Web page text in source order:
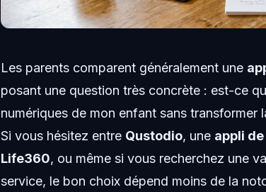
Les parents comparent généralement une
posant une question très concrète : est-ce
numériques de mon enfant sans transformer
Si vous hésitez entre Qustodio, une appli
Life360, ou même si vous recherchez une
service, le bon choix dépend moins de la